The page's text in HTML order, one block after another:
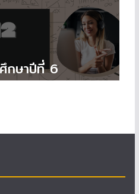
กษาปีที่ 6